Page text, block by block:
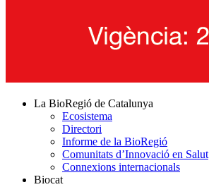
La BioRegió de Catalunya
Ecosistema
Directori
Informe de la BioRegió
Comunitats d’Innovació en Salut
Connexions internacionals
Biocat